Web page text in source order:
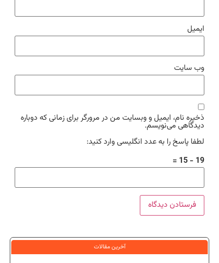
ایمیل
وب‌ سایت
ذخیره نام، ایمیل و وبسایت من در مرورگر برای زمانی که دوباره
دیدگاهی می‌نویسم.
لطفا پاسخ را به عدد انگلیسی وارد کنید:
19 − 15 =
آخرین مقالات